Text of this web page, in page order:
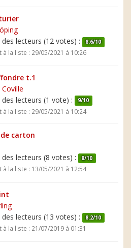
lecteurs (12 votes) :
8.6/10
à la liste : 29/05/2021 à 10:26
t.1
lecteurs (1 vote) :
9/10
à la liste : 29/05/2021 à 10:24
de carton
lecteurs (8 votes) :
8/10
à la liste : 13/05/2021 à 12:54
lecteurs (13 votes) :
8.2/10
la liste : 21/07/2019 à 01:31